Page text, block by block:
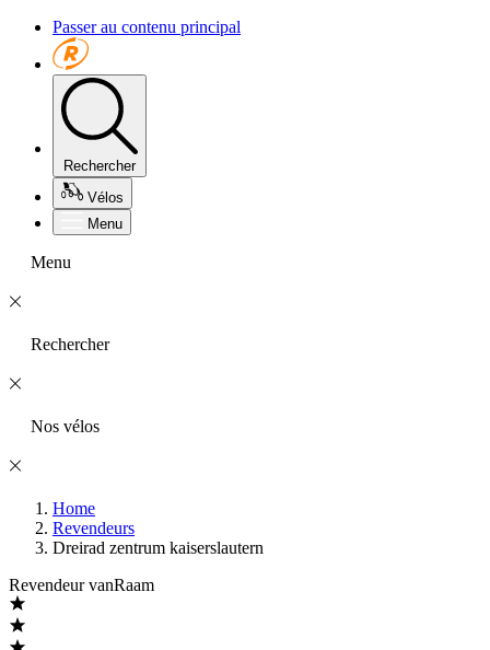
Passer au contenu principal
Rechercher
Vélos
Menu
Menu
Rechercher
Nos vélos
Home
Revendeurs
Dreirad zentrum kaiserslautern
Revendeur vanRaam